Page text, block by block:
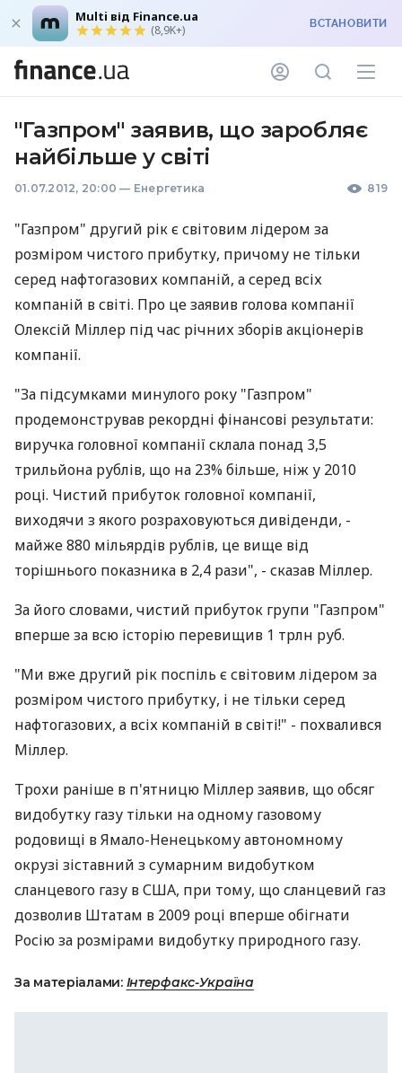
Multi від Finance.ua
(8,9K+) ВСТАНОВИТИ
"Газпром" заявив, що заробляє
найбільше у світі
01.07.2012, 20:00 — Енергетика 819
"Газпром" другий рік є світовим лідером за
розміром чистого прибутку, причому не тільки
серед нафтогазових компаній, а серед всіх
компаній в світі. Про це заявив голова компанії
Олексій Міллер під час річних зборів акціонерів
компанії.
"За підсумками минулого року "Газпром"
продемонстрував рекордні фінансові результати:
виручка головної компанії склала понад 3,5
трильйона рублів, що на 23% більше, ніж у 2010
році. Чистий прибуток головної компанії,
виходячи з якого розраховуються дивіденди, -
майже 880 мільярдів рублів, це вище від
торішнього показника в 2,4 рази", - сказав Міллер.
За його словами, чистий прибуток групи "Газпром"
вперше за всю історію перевищив 1 трлн руб.
"Ми вже другий рік поспіль є світовим лідером за
розміром чистого прибутку, і не тільки серед
нафтогазових, а всіх компаній в світі!" - похвалився
Міллер.
Трохи раніше в п'ятницю Міллер заявив, що обсяг
видобутку газу тільки на одному газовому
родовищі в Ямало-Ненецькому автономному
окрузі зіставний з сумарним видобутком
сланцевого газу в США, при тому, що сланцевий газ
дозволив Штатам в 2009 році вперше обігнати
Росію за розмірами видобутку природного газу.
За матеріалами: Інтерфакс-Україна